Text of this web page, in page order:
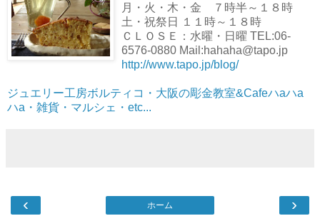
月・火・木・金 ７時半～１８時
土・祝祭日 １１時～１８時
ＣＬＯＳＥ：水曜・日曜 TEL:06-
6576-0880 Mail:hahaha@tapo.jp
http://www.tapo.jp/blog/
ジュエリー工房ボルティコ・大阪の彫金教室&Cafeハaハa
ハa・雑貨・マルシェ・etc...
‹ ›
ホーム